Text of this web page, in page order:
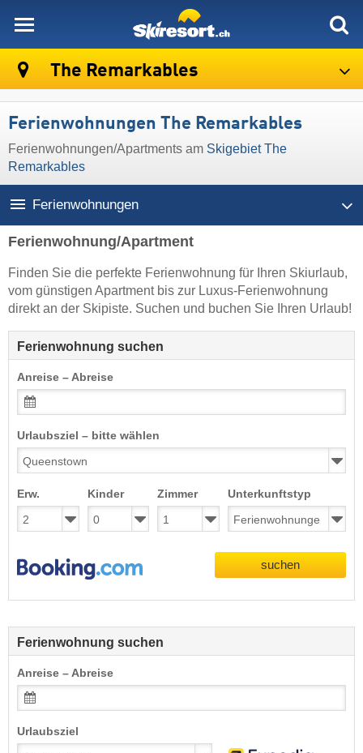
The Remarkables
Ferienwohnungen The Remarkables
Ferienwohnungen/Apartments am Skigebiet The
Remarkables
Ferienwohnungen
Ferienwohnung/Apartment
Finden Sie die perfekte Ferienwohnung für Ihren Skiurlaub,
vom günstigen Apartment bis zur Luxus-Ferienwohnung
direkt an der Skipiste. Suchen und buchen Sie Ihren Urlaub!
Ferienwohnung suchen
Anreise – Abreise
Urlaubsziel – bitte wählen
Erw. Kinder Zimmer Unterkunftstyp
suchen
Ferienwohnung suchen
Anreise – Abreise
Urlaubsziel